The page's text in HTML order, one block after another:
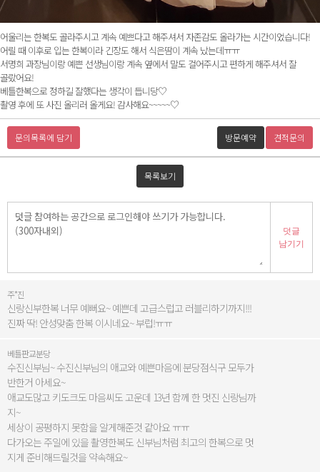
어울리는 한복도 골라주시고 계속 예쁘다고 해주셔서 자존감도 올라가는 시간이었습니다!
어릴 때 이후로 입는 한복이라 긴장도 해서 식은땀이 계속 났는데ㅠㅠ
서명희 과장님이랑 예쁜 선생님이랑 계속 옆에서 말도 걸어주시고 편하게 해주셔서 잘
골랐어요!
베틀한복으로 정하길 잘했다는 생각이 듭니당♡
촬영 후에 또 사진 올리러 올게요! 감사해요~~~~~♡
문의목록에 담기 방문예약 견적문의
목록보기
덧글
남기기
주*진
신랑신부한복 너무 예뻐요~ 예쁜데 고급스럽고 러블리하기까지!!!
진짜 딱! 안성맞춤 한복 이시네요~ 부럽!ㅠㅠ
베틀판교분당
수진신부님~ 수진신부님의 애교와 예쁜마음에 분당점식구 모두가
반한거 아세요~
애교도많고 키도크도 마음씨도 고운데 13년 함께 한 멋진 신랑님까
지~
세상이 공평하지 못함을 알게해준것 같아요 ㅠㅠ
다가오는 주일에 있을 촬영한복도 신부님처럼 최고의 한복으로 멋
지게 준비해드릴것을 약속해요~